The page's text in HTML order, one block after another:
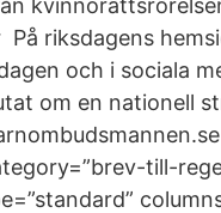
riksdagens
och i sociala
om en nationell
till-